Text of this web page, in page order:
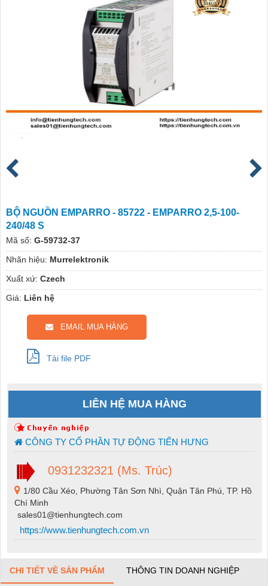
BỘ NGUỒN EMPARRO - 85722 - EMPARRO 2,5-100-
240/48 S
Mã số: G-59732-37
Nhãn hiệu: Murrelektronik
Xuất xứ: Czech
Giá: Liên hệ
EMAIL MUA HÀNG
Tải file PDF
LIÊN HỆ MUA HÀNG
CÔNG TY CỔ PHẦN TỰ ĐỘNG TIẾN HƯNG
0931232321 (Ms. Trúc)
1/80 Cầu Xéo, Phường Tân Sơn Nhì, Quận Tân Phú, TP. Hồ
Chí Minh
sales01@tienhungtech.com
https://www.tienhungtech.com.vn
CHI TIẾT VỀ SẢN PHẨM THÔNG TIN DOANH NGHIỆP